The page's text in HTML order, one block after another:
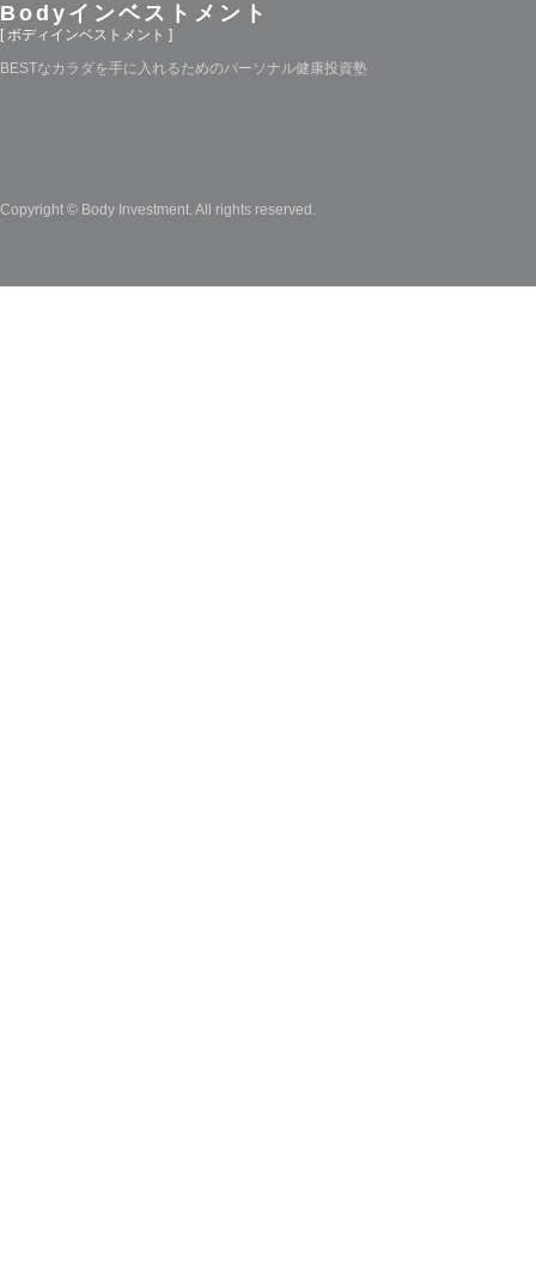
Bodyインベストメント
[ ボディインベストメント ]
BESTなカラダを手に入れるためのパーソナル健康投資塾
Copyright © Body Investment. All rights reserved.